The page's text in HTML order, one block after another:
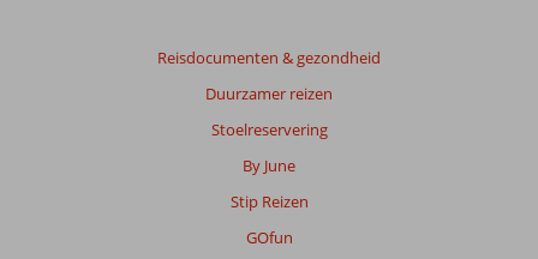
Reisdocumenten & gezondheid
Duurzamer reizen
Stoelreservering
By June
Stip Reizen
GOfun